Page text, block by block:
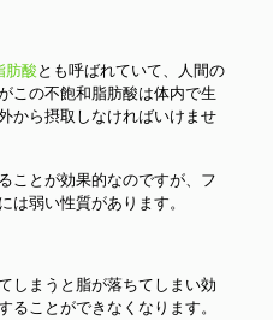
肪酸とも呼ばれていて、人間の
この不飽和脂肪酸は体内で生
から摂取しなければいけませ
ことが効果的なのですが、フ
は弱い性質があります。
しまうと脂が落ちてしまい効
ことができなくなります。